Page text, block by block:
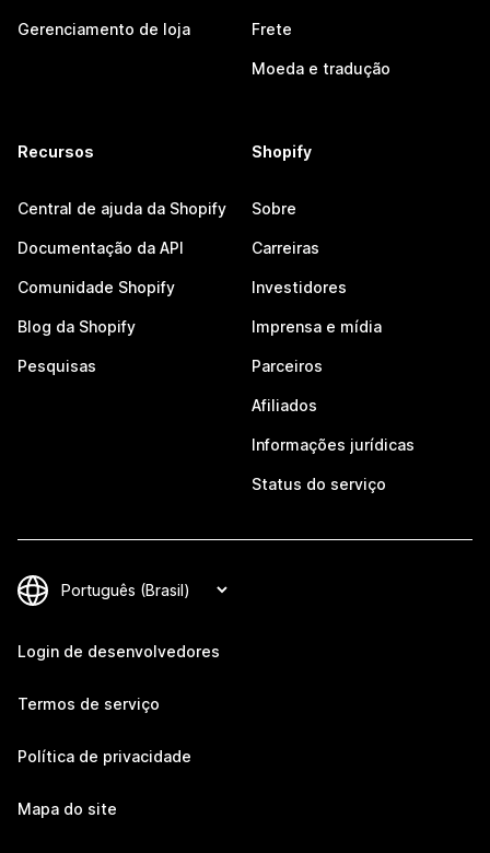
Gerenciamento de loja Frete
Moeda e tradução
Recursos
Central de ajuda da Shopify
Documentação da API
Comunidade Shopify
Blog da Shopify
Pesquisas
Shopify
Sobre
Carreiras
Investidores
Imprensa e mídia
Parceiros
Afiliados
Informações jurídicas
Status do serviço
Login de desenvolvedores
Termos de serviço
Política de privacidade
Mapa do site